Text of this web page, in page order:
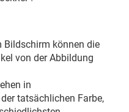
Bildschirm können die
von der Abbildung
in
tatsächlichen Farbe,